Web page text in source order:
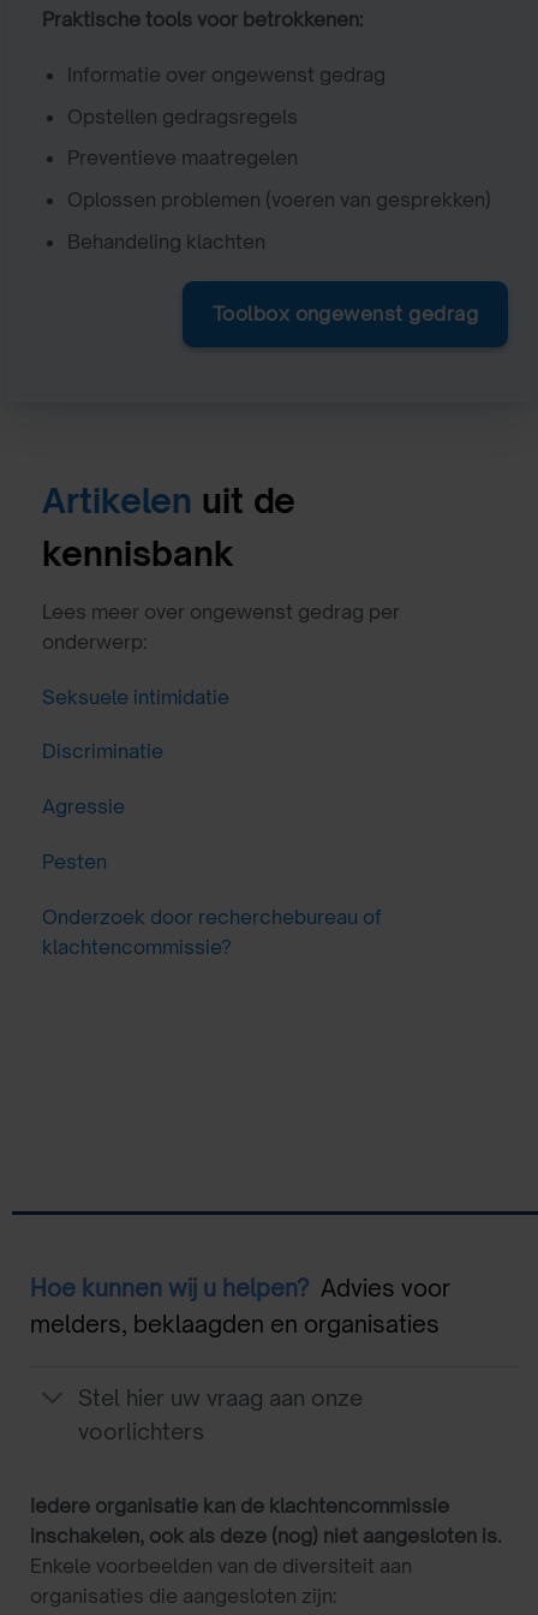
Praktische tools voor betrokkenen:
Informatie over ongewenst gedrag
Opstellen gedragsregels
Preventieve maatregelen
Oplossen problemen (voeren van gesprekken)
Behandeling klachten
Toolbox ongewenst gedrag
Artikelen uit de
kennisbank
Lees meer over ongewenst gedrag per
onderwerp:
Seksuele intimidatie
Discriminatie
Agressie
Pesten
Onderzoek door recherchebureau of
klachtencommissie?
Hoe kunnen wij u helpen? Advies voor
melders, beklaagden en organisaties
Stel hier uw vraag aan onze
voorlichters
Iedere organisatie kan de klachtencommissie
inschakelen, ook als deze (nog) niet aangesloten is.
Enkele voorbeelden van de diversiteit aan
organisaties die aangesloten zijn: